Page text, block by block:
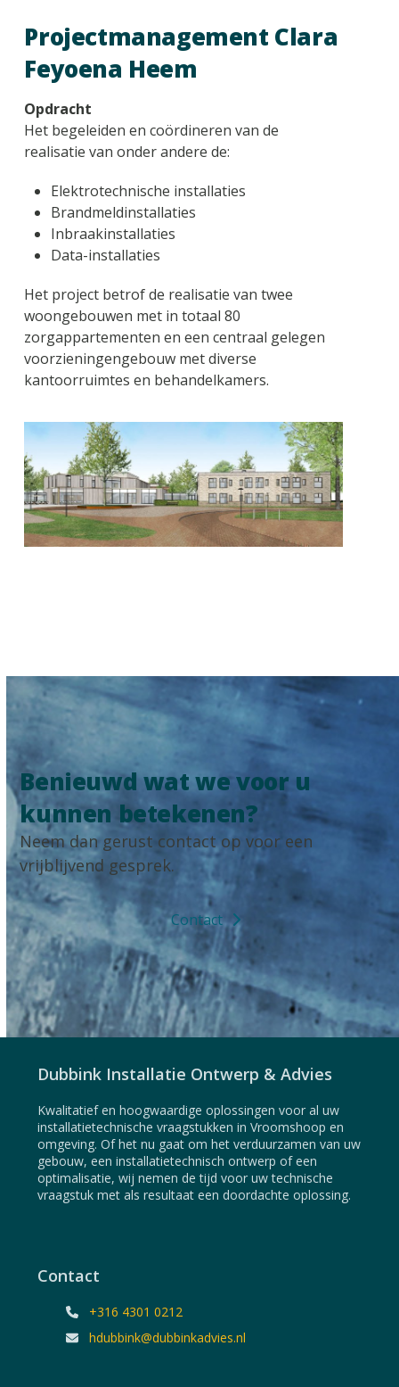
Projectmanagement Clara
Feyoena Heem
Opdracht
Het begeleiden en coördineren van de
realisatie van onder andere de:
Elektrotechnische installaties
Brandmeldinstallaties
Inbraakinstallaties
Data-installaties
Het project betrof de realisatie van twee
woongebouwen met in totaal 80
zorgappartementen en een centraal gelegen
voorzieningengebouw met diverse
kantoorruimtes en behandelkamers.
Benieuwd wat we voor u
kunnen betekenen?
Neem dan gerust contact op voor een
vrijblijvend gesprek.
Contact
Dubbink Installatie Ontwerp & Advies
Kwalitatief en hoogwaardige oplossingen voor al uw
installatietechnische vraagstukken in Vroomshoop en
omgeving. Of het nu gaat om het verduurzamen van uw
gebouw, een installatietechnisch ontwerp of een
optimalisatie, wij nemen de tijd voor uw technische
vraagstuk met als resultaat een doordachte oplossing.
Contact
+316 4301 0212
hdubbink@dubbinkadvies.nl